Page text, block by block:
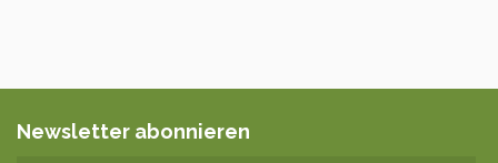
Newsletter abonnieren